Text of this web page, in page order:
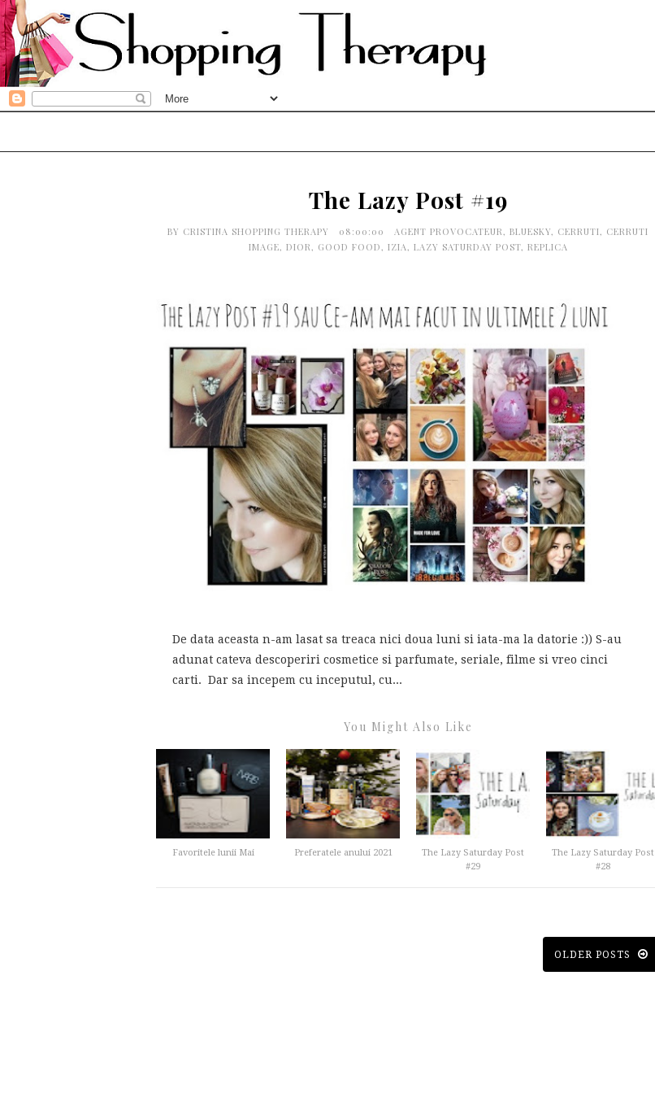
The Lazy Post #19
BY CRISTINA SHOPPING THERAPY 08:00:00 AGENT PROVOCATEUR, BLUESKY, CERRUTI, CERRUTI
IMAGE, DIOR, GOOD FOOD, IZIA, LAZY SATURDAY POST, REPLICA
De data aceasta n-am lasat sa treaca nici doua luni si iata-ma la datorie :)) S-au
adunat cateva descoperiri cosmetice si parfumate, seriale, filme si vreo cinci
carti. Dar sa incepem cu inceputul, cu...
You Might Also Like
Favoritele lunii Mai Preferatele anului 2021
The Lazy Saturday Post
#29
The Lazy Saturday Post
#28
OLDER POSTS